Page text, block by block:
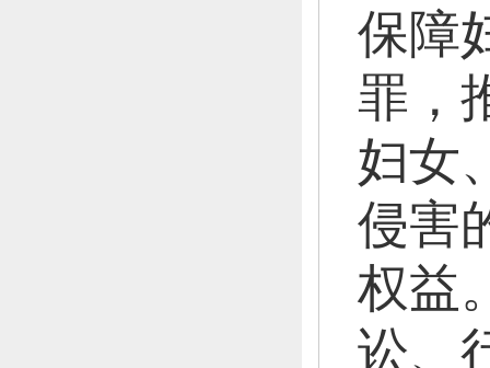
保障
罪，
妇女
侵害
权益
讼、